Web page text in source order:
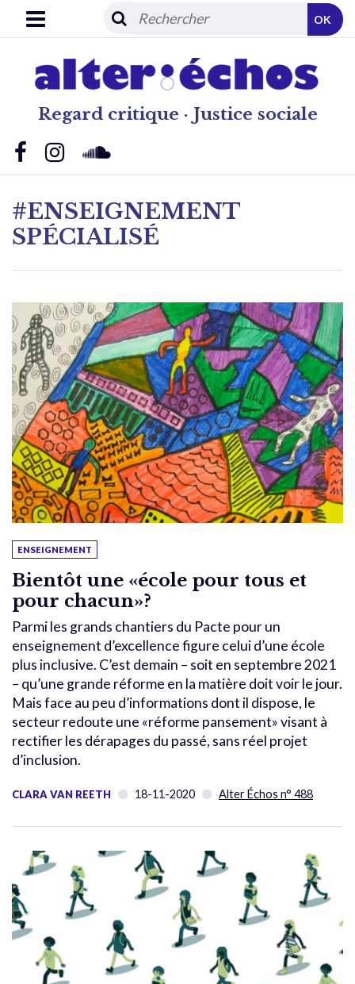
Regard critique · Justice sociale
OK
#ENSEIGNEMENT
SPÉCIALISÉ
ENSEIGNEMENT
Bientôt une «école pour tous et
pour chacun»?
Parmi les grands chantiers du Pacte pour un
enseignement d’excellence figure celui d’une école
plus inclusive. C’est demain – soit en septembre 2021
– qu’une grande réforme en la matière doit voir le jour.
Mais face au peu d’informations dont il dispose, le
secteur redoute une «réforme pansement» visant à
rectifier les dérapages du passé, sans réel projet
d’inclusion.
CLARA VAN REETH 18-11-2020 Alter Échos n° 488